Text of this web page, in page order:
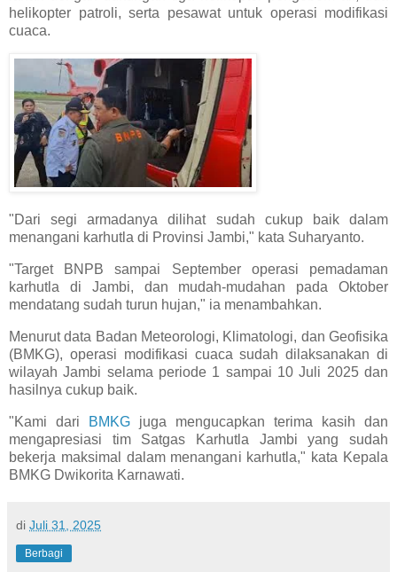
helikopter patroli, serta pesawat untuk operasi modifikasi
cuaca.
"Dari segi armadanya dilihat sudah cukup baik dalam
menangani karhutla di Provinsi Jambi," kata Suharyanto.
"Target BNPB sampai September operasi pemadaman
karhutla di Jambi, dan mudah-mudahan pada Oktober
mendatang sudah turun hujan," ia menambahkan.
Menurut data Badan Meteorologi, Klimatologi, dan Geofisika
(BMKG), operasi modifikasi cuaca sudah dilaksanakan di
wilayah Jambi selama periode 1 sampai 10 Juli 2025 dan
hasilnya cukup baik.
"Kami dari BMKG juga mengucapkan terima kasih dan
mengapresiasi tim Satgas Karhutla Jambi yang sudah
bekerja maksimal dalam menangani karhutla," kata Kepala
BMKG Dwikorita Karnawati.
di Juli 31, 2025
Berbagi